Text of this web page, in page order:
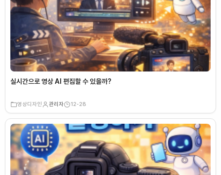
실시간으로 영상 AI 편집할 수 있을까?
영상디자인 관리자 12-28